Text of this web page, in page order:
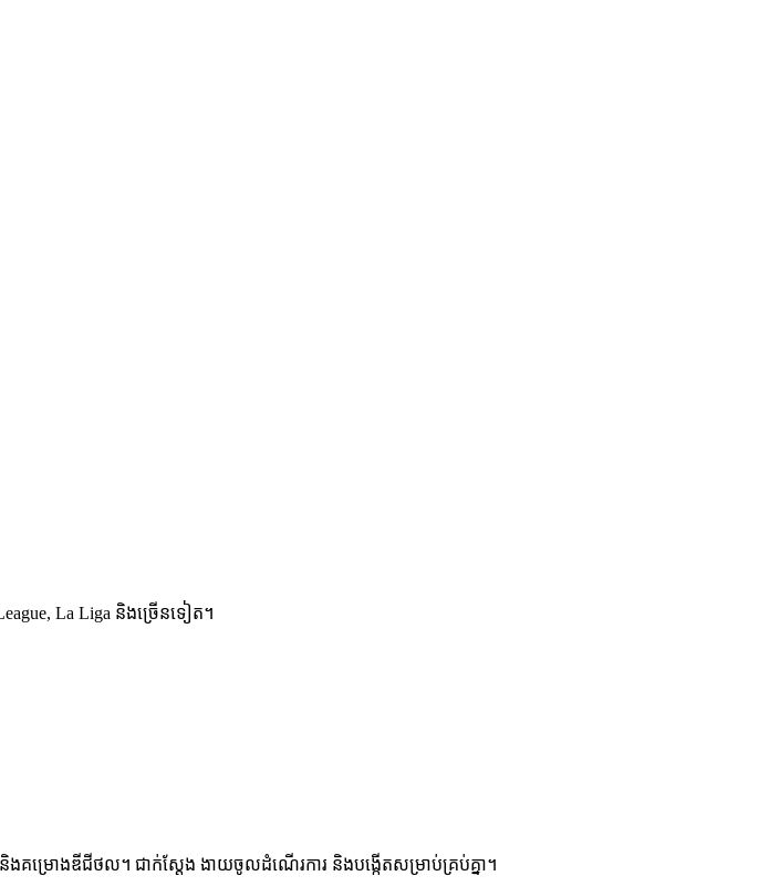
La Liga និងច្រើនទៀត។
និងគម្រោងឌីជីថល។ ជាក់ស្តែង ងាយចូលដំណើរការ និងបង្កើតសម្រាប់គ្រប់គ្នា។